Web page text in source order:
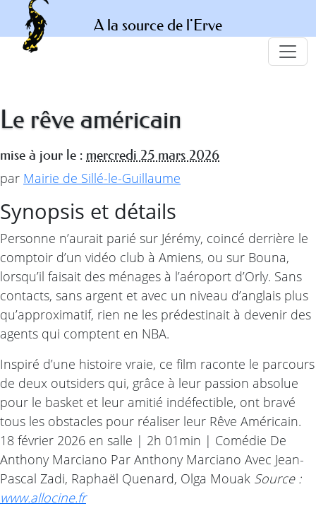
A la source de l'Erve
Le rêve américain
mise à jour le : mercredi 25 mars 2026
par Mairie de Sillé-le-Guillaume
Synopsis et détails
Personne n’aurait parié sur Jérémy, coincé derrière le
comptoir d’un vidéo club à Amiens, ou sur Bouna,
lorsqu’il faisait des ménages à l’aéroport d’Orly. Sans
contacts, sans argent et avec un niveau d’anglais plus
qu’approximatif, rien ne les prédestinait à devenir des
agents qui comptent en NBA.
Inspiré d’une histoire vraie, ce film raconte le parcours
de deux outsiders qui, grâce à leur passion absolue
pour le basket et leur amitié indéfectible, ont bravé
tous les obstacles pour réaliser leur Rêve Américain.
18 février 2026 en salle | 2h 01min | Comédie De
Anthony Marciano Par Anthony Marciano Avec Jean-
Pascal Zadi, Raphaël Quenard, Olga Mouak Source :
www.allocine.fr